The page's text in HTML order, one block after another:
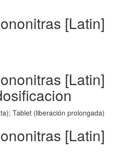
[Latin]
[Latin]
Tablet (liberación prolongada)
[Latin]